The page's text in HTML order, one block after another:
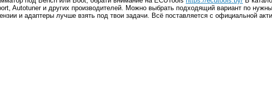
Autotuner и других производителей. Можно выбрать подходящий вариант по
и адаптеры лучше взять под твои задачи. Всё поставляется с официальной